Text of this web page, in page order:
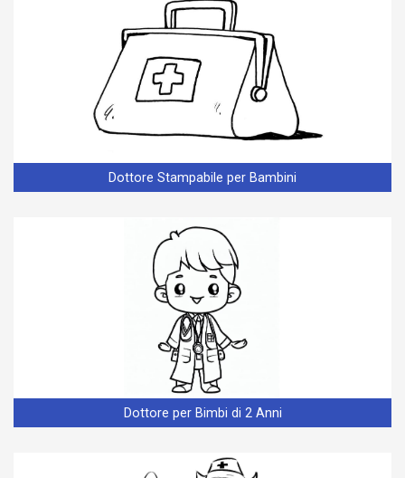
Dottore Stampabile per Bambini
Dottore per Bimbi di 2 Anni